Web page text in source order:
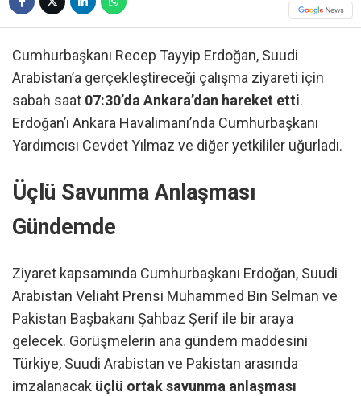
Cumhurbaşkanı Recep Tayyip Erdoğan, Suudi
Arabistan’a gerçekleştireceği çalışma ziyareti için
sabah saat 07:30’da Ankara’dan hareket etti.
Erdoğan’ı Ankara Havalimanı’nda Cumhurbaşkanı
Yardımcısı Cevdet Yılmaz ve diğer yetkililer uğurladı.
Üçlü Savunma Anlaşması
Gündemde
Ziyaret kapsamında Cumhurbaşkanı Erdoğan, Suudi
Arabistan Veliaht Prensi Muhammed Bin Selman ve
Pakistan Başbakanı Şahbaz Şerif ile bir araya
gelecek. Görüşmelerin ana gündem maddesini
Türkiye, Suudi Arabistan ve Pakistan arasında
imzalanacak üçlü ortak savunma anlaşması